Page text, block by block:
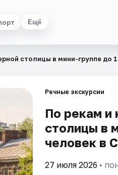
Ещё
столицы в мини-группе до
Речные экскурсии
По рекам и
столицы в
человек в
27 июля 2026 •